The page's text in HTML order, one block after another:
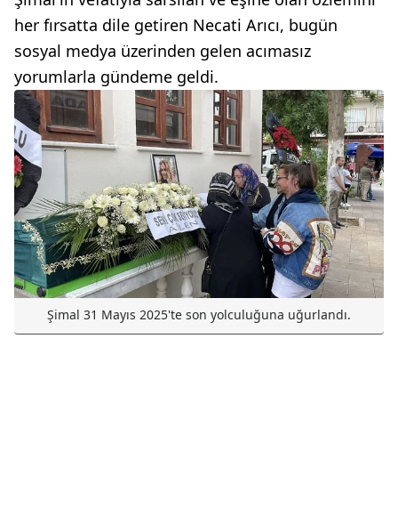
her fırsatta dile getiren Necati Arıcı, bugün
sosyal medya üzerinden gelen acımasız
yorumlarla gündeme geldi.
Şimal 31 Mayıs 2025'te son yolculuğuna uğurlandı.